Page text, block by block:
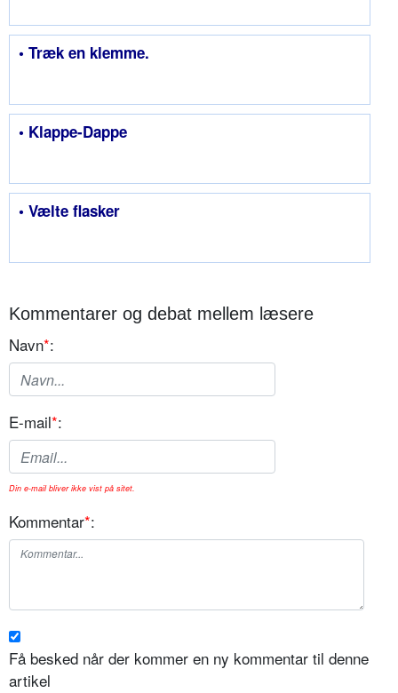
• Træk en klemme.
• Klappe-Dappe
• Vælte flasker
Kommentarer og debat mellem læsere
Navn*:
E-mail*:
Din e-mail bliver ikke vist på sitet.
Kommentar*:
Få besked når der kommer en ny kommentar til denne
artikel